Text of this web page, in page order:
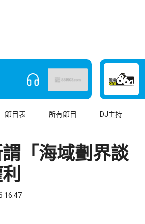
節目表 所有節目 DJ主持
「海域劃界談
16:47